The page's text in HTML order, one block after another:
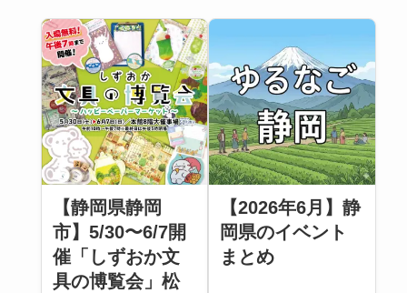
【静岡県静岡
市】5/30〜6/7開
催「しずおか文
具の博覧会」松
【2026年6月】静
岡県のイベント
まとめ